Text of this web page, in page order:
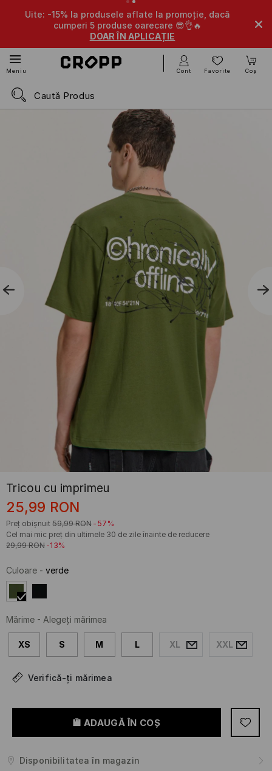
Uite: -15% la produsele aflate la promoție, dacă
cumperi 5 produse oarecare 😎👌🔥
DOAR ÎN APLICAȚIE
Meniu Cont Favorite Coș
Tricou cu imprimeu
25,99 RON
Preț obișnuit 59,99 RON -57%
Cel mai mic preț din ultimele 30 de zile înainte de reducere
29,99 RON -13%
Culoare - verde
Mărime - Alegeţi mărimea
XS S M L XL XXL
Verifică-ți mărimea
ADAUGĂ ÎN COŞ
Disponibilitatea în magazin